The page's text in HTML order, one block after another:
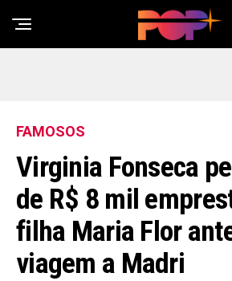
FAMOSOS
Virginia Fonseca
de R$ 8 mil
filha Maria Flor
viagem a Madri